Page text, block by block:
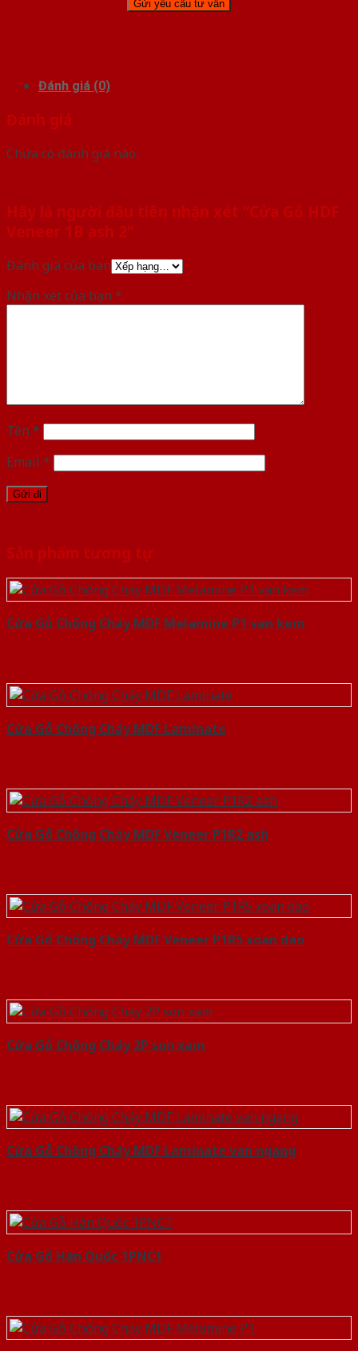
Đánh giá (0)
Đánh giá
Chưa có đánh giá nào.
Hãy là người đầu tiên nhận xét “Cửa Gỗ HDF
Veneer 1B ash 2”
Đánh giá của bạn
Nhận xét của bạn *
Tên *
Email *
Sản phẩm tương tự
Cửa Gỗ Chống Cháy MDF Melamine P1 van kem
Cửa Gỗ Chống Cháy MDF Laminate
Cửa Gỗ Chống Cháy MDF Veneer P1R2 ash
Cửa Gỗ Chống Cháy MDF Veneer P1R5 xoan dao
Cửa Gỗ Chống Cháy 2P son xam
Cửa Gỗ Chống Cháy MDF Laminate van ngang
Cửa Gỗ Hàn Quốc 1PNC1